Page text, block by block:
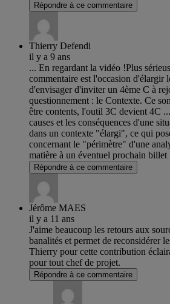
Répondre à ce commentaire
Thierry Defendi
il y a 9 ans
... En regardant la vidéo !Plus
commentaire est l'occasion d'élargir
d'envisager d'inviter un 4ème C à
questionnement : le Contexte. Ce
être contents, l'outil 3C devient 4C
causes et les conséquences d'une
dans un contexte "élargi", ce qui
concernant le "périmètre" d'une
matière à un éventuel prochain billet
Répondre à ce commentaire
Jérôme MAES
il y a 11 ans
J'aime beaucoup les retours aux
banalités et permet de reconsidérer
Thierry pour cette contribution
pour tout chef de projet.
Répondre à ce commentaire